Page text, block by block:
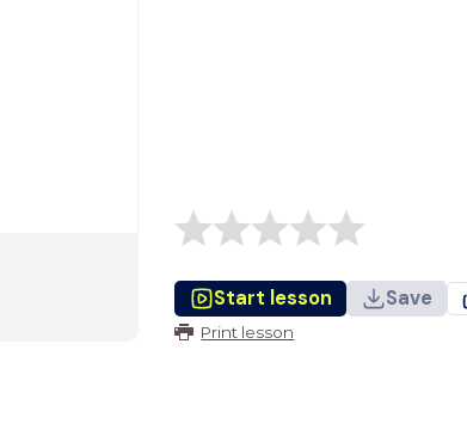
Start lesson Save
Print lesson